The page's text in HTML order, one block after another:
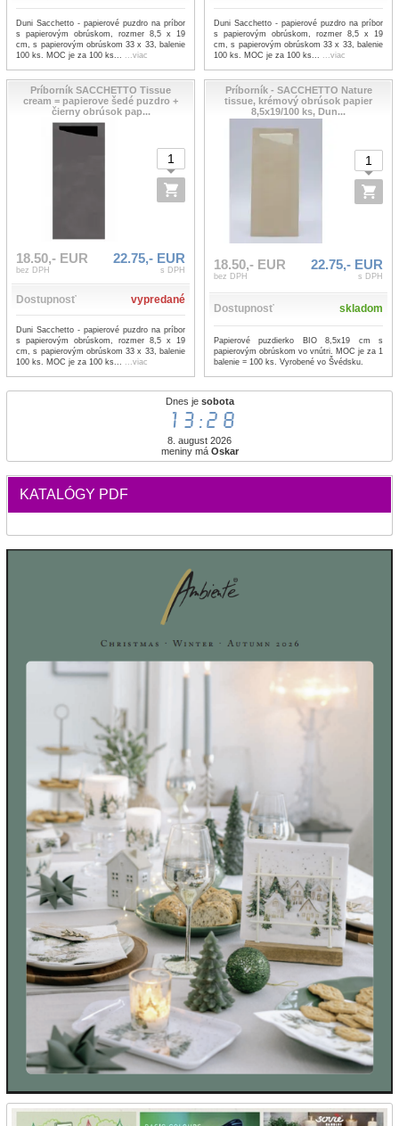
Dnes je sobota
13:28
8. august 2026
meniny má Oskar
KATALÓGY PDF
Duni Sacchetto - papierové puzdro na príbor
s papierovým obrúskom, rozmer 8,5 x 19
cm, s papierovým obrúskom 33 x 33, balenie
100 ks. MOC je za 100 ks... ...viac
Duni Sacchetto - papierové puzdro na príbor
s papierovým obrúskom, rozmer 8,5 x 19
cm, s papierovým obrúskom 33 x 33, balenie
100 ks. MOC je za 100 ks... ...viac
Príborník SACCHETTO Tissue
cream = papierove šedé puzdro +
čierny obrúsok pap...
18.50,- EUR
bez DPH
22.75,- EUR
s DPH
Dostupnosť vypredané
Duni Sacchetto - papierové puzdro na príbor
s papierovým obrúskom, rozmer 8,5 x 19
cm, s papierovým obrúskom 33 x 33, balenie
100 ks. MOC je za 100 ks... ...viac
Príborník - SACCHETTO Nature
tissue, krémový obrúsok papier
8,5x19/100 ks, Dun...
18.50,- EUR
bez DPH
22.75,- EUR
s DPH
Dostupnosť skladom
Papierové puzdierko BIO 8,5x19 cm s
papierovým obrúskom vo vnútri. MOC je za 1
balenie = 100 ks. Vyrobené vo Švédsku.